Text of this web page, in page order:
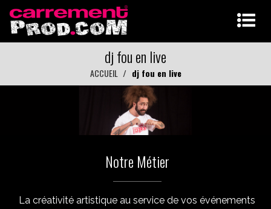
dj fou en live
ACCUEIL dj fou en live
Notre Métier
La créativité artistique au service de vos événements